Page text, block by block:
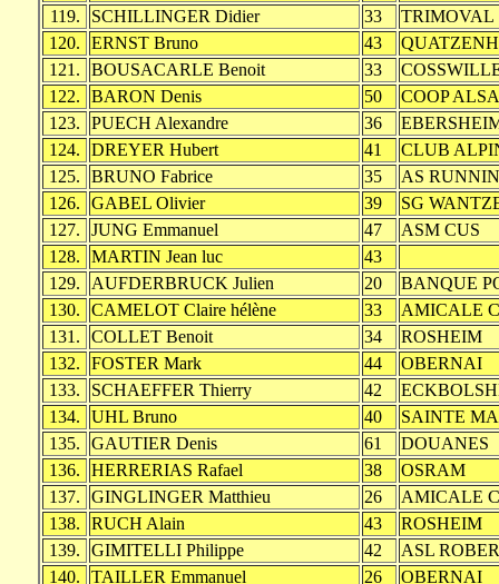
119.
SCHILLINGER Didier 33
TRIMOVAL
120.
ERNST Bruno 43
121.
BOUSACARLE Benoit 33
122.
BARON Denis 50
COOP
123.
PUECH Alexandre 36
124.
DREYER Hubert 41
CLUB
125.
BRUNO Fabrice 35
AS
126.
GABEL Olivier 39
SG
127.
JUNG Emmanuel 47
ASM CUS
128.
MARTIN Jean luc
43
129.
AUFDERBRUCK Julien 20
BANQUE
130.
CAMELOT Claire hélène 33
AMICALE
131.
COLLET Benoit 34
ROSHEIM
132.
FOSTER Mark 44
OBERNAI
133.
SCHAEFFER Thierry 42
134.
UHL Bruno 40
SAINTE
135.
GAUTIER Denis 61
DOUANES
136.
HERRERIAS Rafael 38
OSRAM
137.
GINGLINGER Matthieu 26
AMICALE
138.
RUCH Alain 43
ROSHEIM
139.
GIMITELLI Philippe 42
ASL
140.
TAILLER Emmanuel 26 OBERNAI